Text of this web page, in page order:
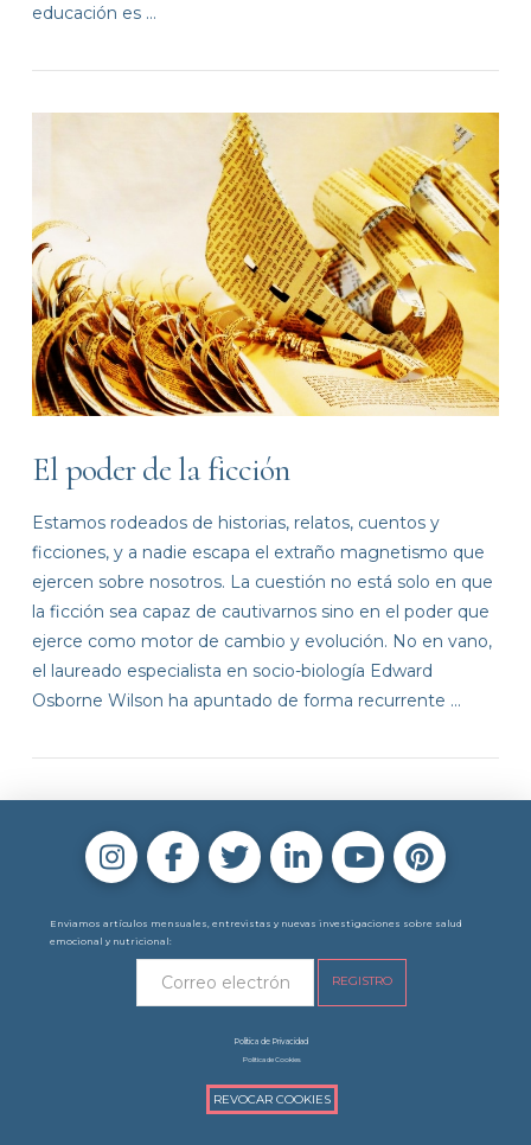
VIEW POST
educación es …
VIEW POST
El poder de la ficción
Estamos rodeados de historias, relatos, cuentos y
ficciones, y a nadie escapa el extraño magnetismo que
ejercen sobre nosotros. La cuestión no está solo en que
la ficción sea capaz de cautivarnos sino en el poder que
ejerce como motor de cambio y evolución. No en vano,
el laureado especialista en socio-biología Edward
Osborne Wilson ha apuntado de forma recurrente …
Enviamos artículos mensuales, entrevistas y nuevas investigaciones sobre salud
emocional y nutricional:
Política de Privacidad
Política de Cookies
REVOCAR COOKIES